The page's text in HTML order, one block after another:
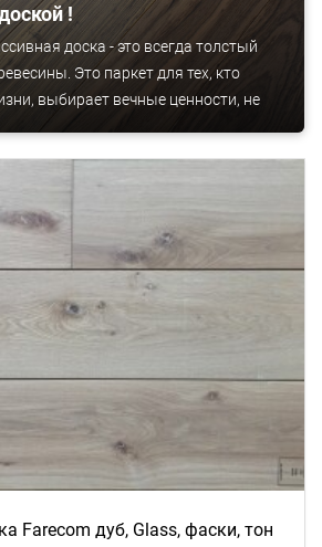
!
доска - это всегда толстый
Это паркет для тех, кто
выбирает вечные ценности, не
человеческих рук
Farecom дуб, Glass, фаски, тон